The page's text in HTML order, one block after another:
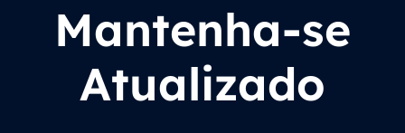
Mantenha-se
Atualizado